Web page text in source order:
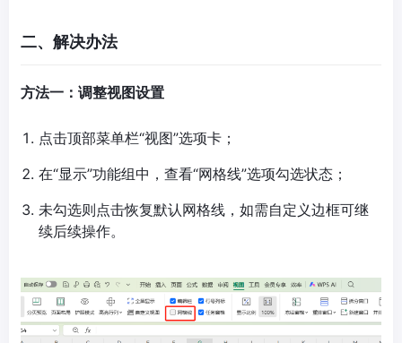
二、解决办法
方法一：调整视图设置
点击顶部菜单栏“视图”选项卡；
在“显示”功能组中，查看“网格线”选项勾选状态；
未勾选则点击恢复默认网格线，如需自定义边框可继
续后续操作。